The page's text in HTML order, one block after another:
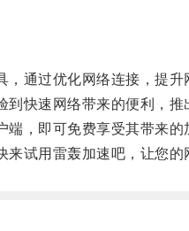
过优化网络连接，提升
快速网络带来的便利，推
，即可免费享受其带来的
用雷轰加速吧，让您的